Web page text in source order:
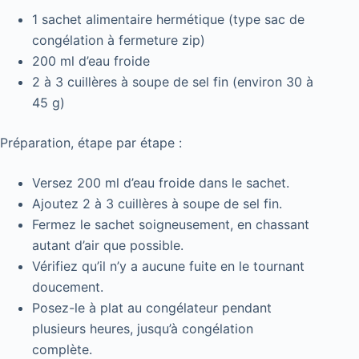
1 sachet alimentaire hermétique (type sac de
congélation à fermeture zip)
200 ml d’eau froide
2 à 3 cuillères à soupe de sel fin (environ 30 à
45 g)
Préparation, étape par étape :
Versez 200 ml d’eau froide dans le sachet.
Ajoutez 2 à 3 cuillères à soupe de sel fin.
Fermez le sachet soigneusement, en chassant
autant d’air que possible.
Vérifiez qu’il n’y a aucune fuite en le tournant
doucement.
Posez-le à plat au congélateur pendant
plusieurs heures, jusqu’à congélation
complète.